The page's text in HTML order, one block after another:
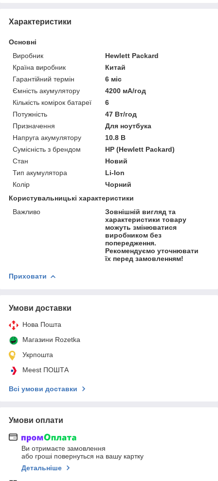
Характеристики
Основні
Виробник
Hewlett Packard
Країна виробник
Китай
Гарантійний термін
6 міс
Ємність акумулятору
4200 мА/год
Кількість комірок батареї
6
Потужність
47 Вт/год
Призначення
Для ноутбука
Напруга акумулятору
10.8 В
Сумісність з брендом
HP (Hewlett Packard)
Стан
Новий
Тип акумулятора
Li-Ion
Колір
Чорний
Користувальницькі характеристики
Важливо
Зовнішній вигляд та
характеристики товару
можуть змінюватися
виробником без
попередження.
Рекомендуємо уточнювати
їх перед замовленням!
Приховати
Умови доставки
Нова Пошта
Магазини Rozetka
Укрпошта
Meest ПОШТА
Всі умови доставки
Умови оплати
Ви отримаєте замовлення
або гроші повернуться на вашу картку
Детальніше